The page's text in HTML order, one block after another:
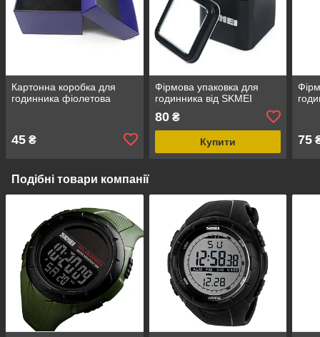
Картонна коробка для
годинника фіолетова
45 ₴
Фірмова упаковка для
годинника від SKMEI
80₴
Купити 75
Подібні товари компанії